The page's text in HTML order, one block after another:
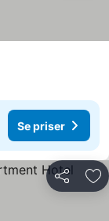
priser
Se priser
Dela